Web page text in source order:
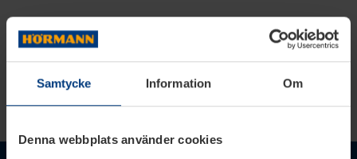
Samtycke Information Om
Denna webbplats använder cookies